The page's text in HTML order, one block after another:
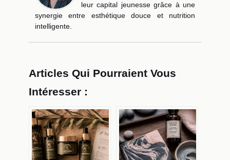
leur capital jeunesse grâce à une
synergie entre esthétique douce et nutrition
intelligente.
Articles Qui Pourraient Vous
Intéresser :